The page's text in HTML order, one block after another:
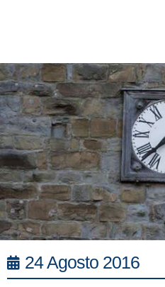
24 Agosto 2016